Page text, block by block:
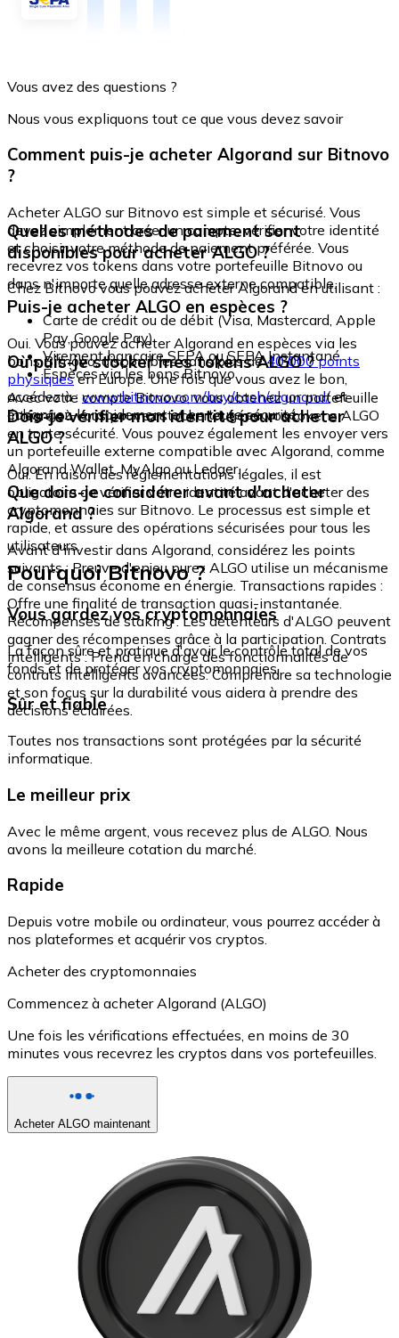
Vous avez des questions ?
Nous vous expliquons tout ce que vous devez savoir
Comment puis-je acheter Algorand sur Bitnovo
?
Acheter ALGO sur Bitnovo est simple et sécurisé. Vous
devez simplement créer un compte, vérifier votre identité
et choisir votre méthode de paiement préférée. Vous
recevrez vos tokens dans votre portefeuille Bitnovo ou
dans n'importe quelle adresse externe compatible.
Quelles méthodes de paiement sont
disponibles pour acheter ALGO ?
Chez Bitnovo vous pouvez acheter Algorand en utilisant :
Carte de crédit ou de débit (Visa, Mastercard, Apple
Pay, Google Pay)
Virement bancaire SEPA ou SEPA Instantané
Espèces via les bons Bitnovo
Puis-je acheter ALGO en espèces ?
Oui. Vous pouvez acheter Algorand en espèces via les
bons Bitnovo, disponibles dans plus de40 000 points
physiquesen Europe. Une fois que vous avez le bon,
accédez à : www.bitnovo.com/buy/cash/algorand/et
échangez-le rapidement et en toute sécurité.
Où puis-je stocker mes tokens ALGO ?
Avec votre compte Bitnovo, vous obtenez un portefeuille
intégré où vous pouvez stocker et gérer vos tokens ALGO
en toute sécurité. Vous pouvez également les envoyer vers
un portefeuille externe compatible avec Algorand, comme
Algorand Wallet, MyAlgo ou Ledger.
Dois-je vérifier mon identité pour acheter
ALGO ?
Oui. En raison des réglementations légales, il est
obligatoire de vérifier votre identité avant d'acheter des
cryptomonnaies sur Bitnovo. Le processus est simple et
rapide, et assure des opérations sécurisées pour tous les
utilisateurs.
Que dois-je considérer avant d'acheter
Algorand ?
Avant d'investir dans Algorand, considérez les points
suivants : Preuve d'enjeu pure : ALGO utilise un mécanisme
de consensus économe en énergie. Transactions rapides :
Offre une finalité de transaction quasi-instantanée.
Récompenses de staking : Les détenteurs d'ALGO peuvent
gagner des récompenses grâce à la participation. Contrats
intelligents : Prend en charge des fonctionnalités de
contrats intelligents avancées. Comprendre sa technologie
et son focus sur la durabilité vous aidera à prendre des
décisions éclairées.
Pourquoi Bitnovo ?
Vous gardez vos cryptomonnaies
La façon sûre et pratique d'avoir le contrôle total de vos
fonds et de protéger vos cryptomonnaies.
Sûr et fiable
Toutes nos transactions sont protégées par la sécurité
informatique.
Le meilleur prix
Avec le même argent, vous recevez plus de ALGO. Nous
avons la meilleure cotation du marché.
Rapide
Depuis votre mobile ou ordinateur, vous pourrez accéder à
nos plateformes et acquérir vos cryptos.
Acheter des cryptomonnaies
Commencez à acheter Algorand (ALGO)
Une fois les vérifications effectuées, en moins de 30
minutes vous recevrez les cryptos dans vos portefeuilles.
Acheter ALGO maintenant